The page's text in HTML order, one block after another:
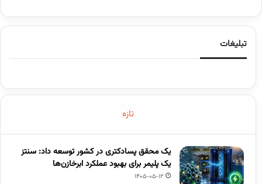
تبلیغات
تازه
یک محقق پسادکتری در کشور توسعه داد: سنتز
یک پلیمر برای بهبود عملکرد ابرخازن‌ها
1405-05-12